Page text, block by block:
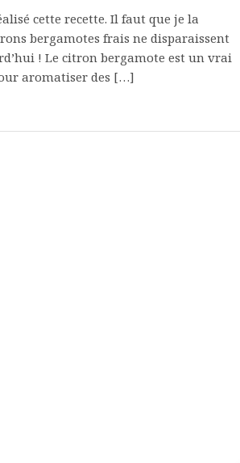
cette recette. Il faut que je la
bergamotes frais ne disparaissent
! Le citron bergamote est un vrai
aromatiser des […]